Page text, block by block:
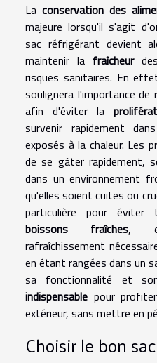
La conservation des
majeure lorsqu'il s'agit
sac réfrigérant devient
maintenir la fraîcheur
risques sanitaires. En
soulignera l'importance de
afin d'éviter la
survenir rapidement
exposés à la chaleur. Les
de se gâter rapidement,
dans un environnement
qu'elles soient cuites ou
particulière pour éviter
boissons fraîches,
rafraîchissement
en étant rangées dans un
sa fonctionnalité et
indispensable pour
extérieur, sans mettre en
Choisir le bon